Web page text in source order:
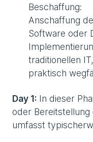
Beschaffung:
Anschaffung
Software oder
traditionellen
praktisch
Day 1: In dieser
oder Bereitstellung
umfasst